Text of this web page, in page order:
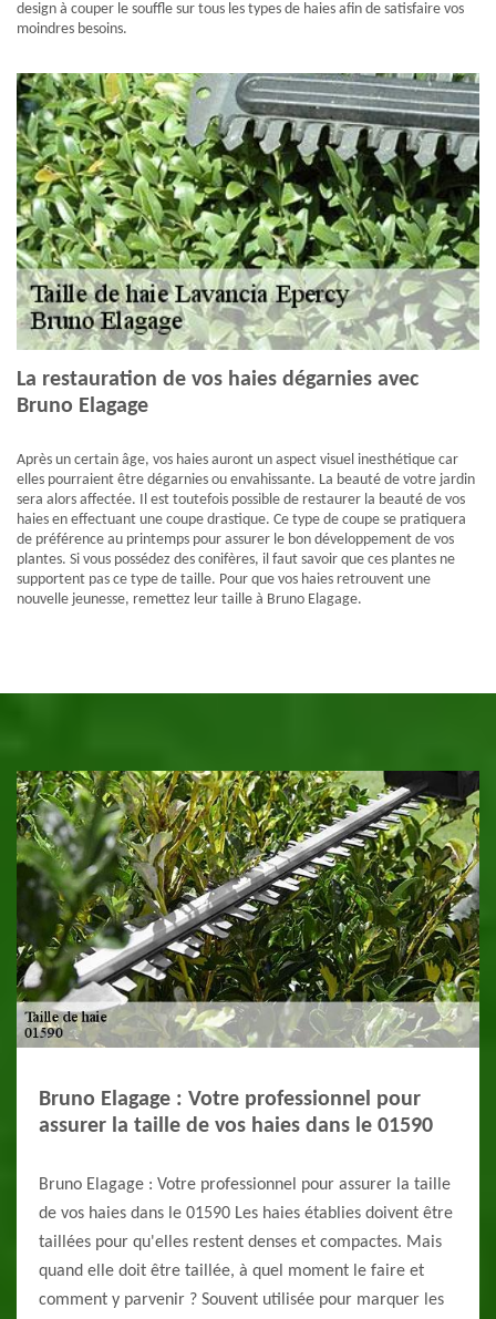
design à couper le souffle sur tous les types de haies afin de satisfaire vos
moindres besoins.
La restauration de vos haies dégarnies avec
Bruno Elagage
Après un certain âge, vos haies auront un aspect visuel inesthétique car
elles pourraient être dégarnies ou envahissante. La beauté de votre jardin
sera alors affectée. Il est toutefois possible de restaurer la beauté de vos
haies en effectuant une coupe drastique. Ce type de coupe se pratiquera
de préférence au printemps pour assurer le bon développement de vos
plantes. Si vous possédez des conifères, il faut savoir que ces plantes ne
supportent pas ce type de taille. Pour que vos haies retrouvent une
nouvelle jeunesse, remettez leur taille à Bruno Elagage.
Bruno Elagage : Votre professionnel pour
assurer la taille de vos haies dans le 01590
Bruno Elagage : Votre professionnel pour assurer la taille
de vos haies dans le 01590 Les haies établies doivent être
taillées pour qu'elles restent denses et compactes. Mais
quand elle doit être taillée, à quel moment le faire et
comment y parvenir ? Souvent utilisée pour marquer les